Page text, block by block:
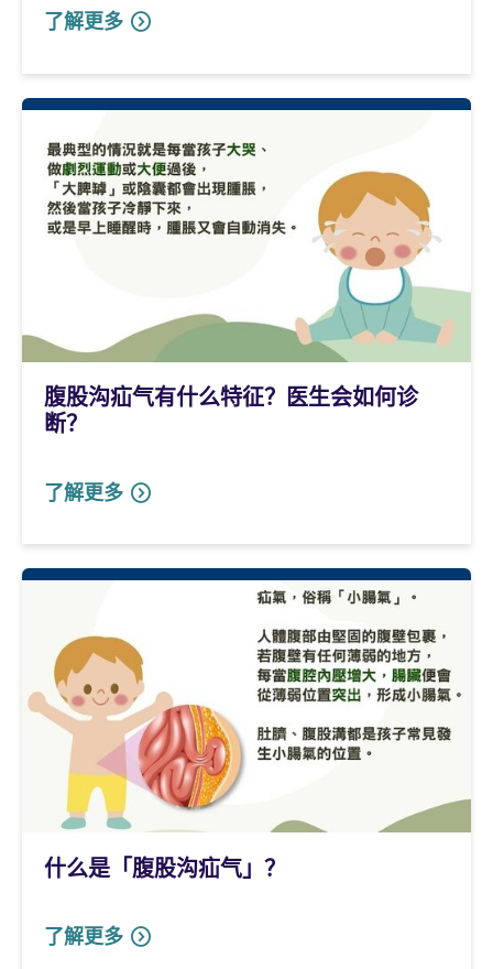
了解更多
腹股沟疝气有什么特征？医生会如何诊
断？
了解更多
什么是「腹股沟疝气」？
了解更多